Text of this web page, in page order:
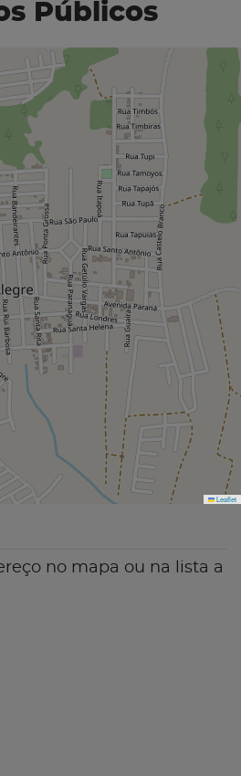
Públicos
Leaflet
no mapa ou na lista a